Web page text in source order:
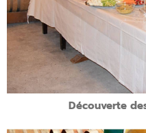
Un samedi courant
Découverte